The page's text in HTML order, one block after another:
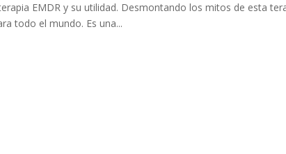
EMDR y su utilidad. Desmontando los mitos de esta
todo el mundo. Es una...